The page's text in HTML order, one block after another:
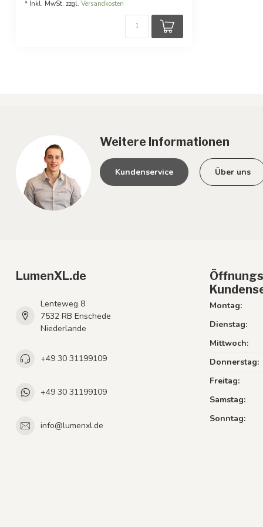
* Inkl. MwSt. zzgl. Versandkosten
Weitere Informationen
Kundenservice Über uns
LumenXL.de
Lenteweg 8
7532 RB Enschede
Niederlande
+49 30 31199109
+49 30 31199109
info@lumenxl.de
Montag:
Dienstag:
Mittwoch:
Donnerstag:
Freitag:
Samstag:
Sonntag: